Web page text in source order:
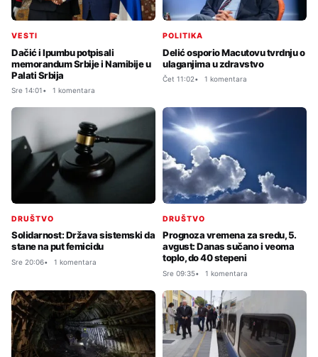
VESTI
Dačić i Ipumbu potpisali
memorandum Srbije i Namibije u
Palati Srbija
Sre 14:01 1 komentara
POLITIKA
Delić osporio Macutovu tvrdnju o
ulaganjima u zdravstvo
Čet 11:02 1 komentara
DRUŠTVO
Solidarnost: Država sistemski da
stane na put femicidu
Sre 20:06 1 komentara
DRUŠTVO
Prognoza vremena za sredu, 5.
avgust: Danas sučano i veoma
toplo, do 40 stepeni
Sre 09:35 1 komentara